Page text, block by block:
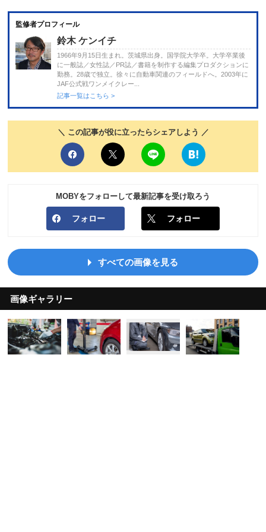
監修者プロフィール
鈴木 ケンイチ
1966年9月15日生まれ。茨城県出身。国学院大学卒。大学卒業後
に一般誌／女性誌／PR誌／書籍を制作する編集プロダクションに
勤務。28歳で独立。徐々に自動車関連のフィールドへ。2003年に
JAF公式戦ワンメイクレー...
記事一覧はこちら >
＼ この記事が役に立ったらシェアしよう ／
MOBYをフォローして最新記事を受け取ろう
フォロー フォロー
すべての画像を見る
画像ギャラリー